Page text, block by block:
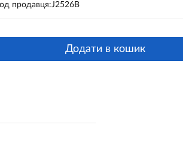
продавця:J2526B
Додати в кошик